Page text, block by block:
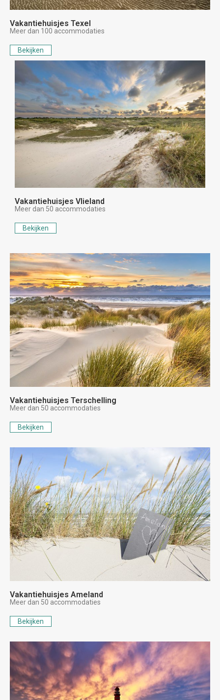
Vakantiehuisjes Texel
Meer dan 100 accommodaties
Bekijken
Vakantiehuisjes Vlieland
Meer dan 50 accommodaties
Bekijken
Vakantiehuisjes Terschelling
Meer dan 50 accommodaties
Bekijken
Vakantiehuisjes Ameland
Meer dan 50 accommodaties
Bekijken